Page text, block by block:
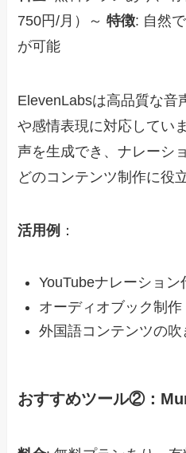
750円/月）～特徴: 自然
が可能
ElevenLabsは高品質な音
や感情表現に対応してい
声を生成でき、ナレーシ
どのコンテンツ制作に役
活用例 ：
YouTubeナレーション
オーディオブック制作
外国語コンテンツの吹
おすすめツール②：